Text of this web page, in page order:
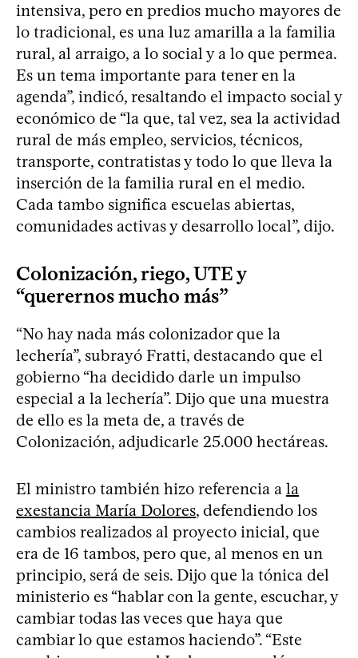
intensiva, pero en predios mucho mayores de
lo tradicional, es una luz amarilla a la familia
rural, al arraigo, a lo social y a lo que permea.
Es un tema importante para tener en la
agenda”, indicó, resaltando el impacto social y
económico de “la que, tal vez, sea la actividad
rural de más empleo, servicios, técnicos,
transporte, contratistas y todo lo que lleva la
inserción de la familia rural en el medio.
Cada tambo significa escuelas abiertas,
comunidades activas y desarrollo local”, dijo.
Colonización, riego, UTE y
“querernos mucho más”
“No hay nada más colonizador que la
lechería”, subrayó Fratti, destacando que el
gobierno “ha decidido darle un impulso
especial a la lechería”. Dijo que una muestra
de ello es la meta de, a través de
Colonización, adjudicarle 25.000 hectáreas.
El ministro también hizo referencia a la
exestancia María Dolores, defendiendo los
cambios realizados al proyecto inicial, que
era de 16 tambos, pero que, al menos en un
principio, será de seis. Dijo que la tónica del
ministerio es “hablar con la gente, escuchar, y
cambiar todas las veces que haya que
cambiar lo que estamos haciendo”. “Este